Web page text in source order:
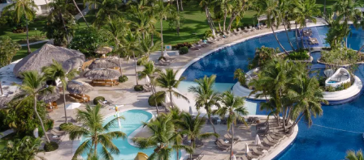
¿Aún no tienes cuenta?
Crear una
Disfruta los beneficios de formar
Mejor precio garantizado